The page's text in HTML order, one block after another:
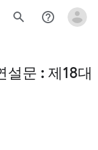
search help_outline
설문 : 제18대